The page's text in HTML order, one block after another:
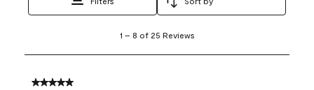
8
25
1 – 8 of 25 Reviews
5 out of 5 stars.